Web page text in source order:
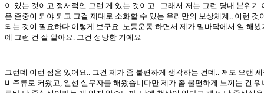
이 있는 것이고 정서적인 그런 게 있는 것이고.. 그래서 저는 그런 당내 분위기
은 존중이 되야 되고 그걸 제대로 소화할 수 있는 우리만의 보상체계.. 이런 것
되는 것이 필요하다 이렇게 보구요. 노동운동 하면서 제가 밑바닥에서 일 해봤
에 그런 건 잘 알아요. 그건 정당한 거예요
그런데 이런 점은 있어요.. 그건 제가 좀 불편하게 생각하는 건데.. 저도 오랜
비주류로 커왔고, 일선 실무자를 해왔습니다만 제가 좀 불편하게 느끼는 건 뭐